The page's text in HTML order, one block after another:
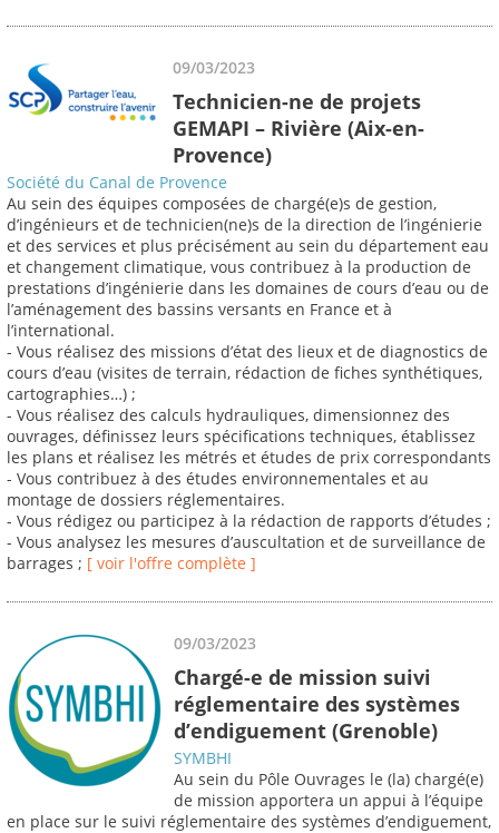
09/03/2023
Technicien-ne de projets
GEMAPI – Rivière (Aix-en-
Provence)
Société du Canal de Provence
Au sein des équipes composées de chargé(e)s de gestion,
d’ingénieurs et de technicien(ne)s de la direction de l’ingénierie
et des services et plus précisément au sein du département eau
et changement climatique, vous contribuez à la production de
prestations d’ingénierie dans les domaines de cours d’eau ou de
l’aménagement des bassins versants en France et à
l’international.
- Vous réalisez des missions d’état des lieux et de diagnostics de
cours d’eau (visites de terrain, rédaction de fiches synthétiques,
cartographies…) ;
- Vous réalisez des calculs hydrauliques, dimensionnez des
ouvrages, définissez leurs spécifications techniques, établissez
les plans et réalisez les métrés et études de prix correspondants
- Vous contribuez à des études environnementales et au
montage de dossiers réglementaires.
- Vous rédigez ou participez à la rédaction de rapports d’études ;
- Vous analysez les mesures d’auscultation et de surveillance de
barrages ; [ voir l'offre complète ]
09/03/2023
Chargé-e de mission suivi
réglementaire des systèmes
d’endiguement (Grenoble)
SYMBHI
Au sein du Pôle Ouvrages le (la) chargé(e)
de mission apportera un appui à l’équipe
en place sur le suivi réglementaire des systèmes d’endiguement,